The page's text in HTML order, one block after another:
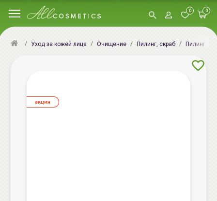
0 0
Уход за кожей лица Очищение Пилинг, скраб Пилинг
aкция